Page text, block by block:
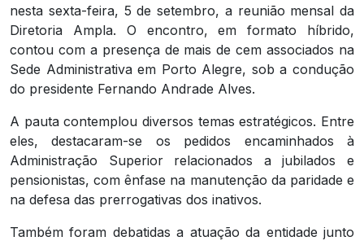
nesta sexta-feira, 5 de setembro, a reunião mensal da
Diretoria Ampla. O encontro, em formato híbrido,
contou com a presença de mais de cem associados na
Sede Administrativa em Porto Alegre, sob a condução
do presidente Fernando Andrade Alves.
A pauta contemplou diversos temas estratégicos. Entre
eles, destacaram-se os pedidos encaminhados à
Administração Superior relacionados a jubilados e
pensionistas, com ênfase na manutenção da paridade e
na defesa das prerrogativas dos inativos.
Também foram debatidas a atuação da entidade junto